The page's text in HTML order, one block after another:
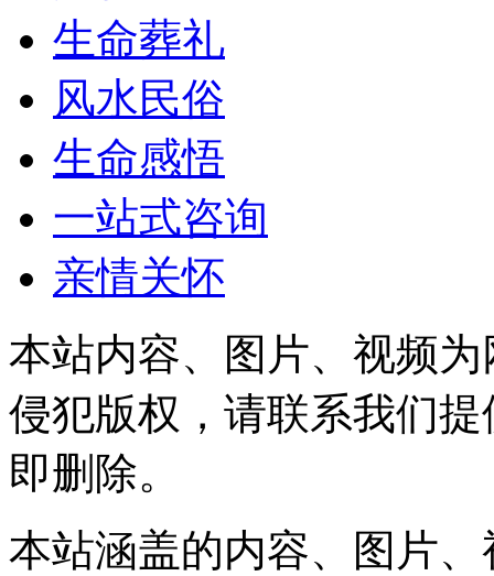
生命葬礼
风水民俗
生命感悟
一站式咨询
亲情关怀
本站内容、图片、视频
侵犯版权，请联系我们
即删除。
本站涵盖的内容、图片